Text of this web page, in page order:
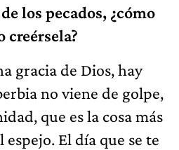
los pecados, ¿cómo
creérsela?
gracia de Dios, hay
no viene de golpe,
que es la cosa más
El día que se te